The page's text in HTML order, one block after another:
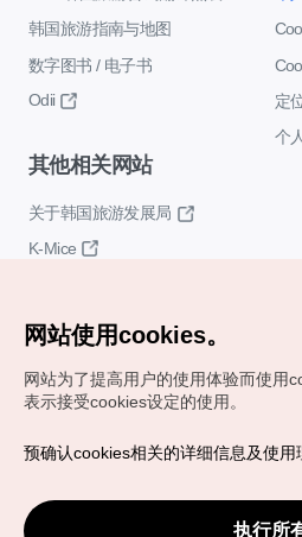
韩国旅游指南与地图
数字图书 / 电子书
Odii
定
个
其他相关网站
关于韩国旅游发展局
K-Mice
Copyrights (c) 韩国旅游发展局版
VISITKOREA官方邮箱
chnsim@knto.or.kr
网站使用cookies。
网站为了提高用户的使用体验而使用
表示接受cookies设定的使用。
预确认cookies相关的详细信息及使用
执行所